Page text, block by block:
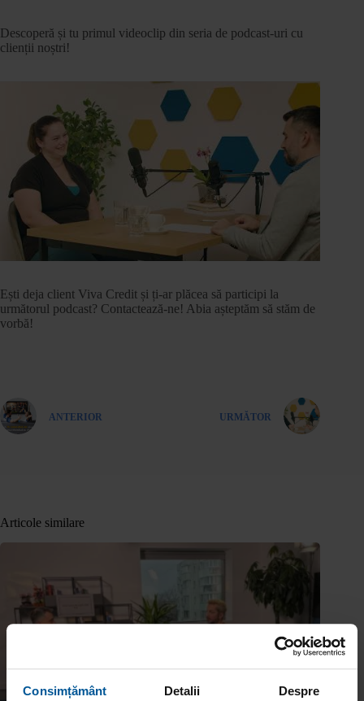
Consimțământ Detalii Despre
Descoperă și tu primul videoclip din seria de podcast-uri cu
clienții noștri!
Ești deja client Viva Credit și ți-ar plăcea să participi la
următorul podcast? Contactează-ne! Abia așteptăm să stăm de
vorbă!
ANTERIOR URMĂTOR
Articole similare